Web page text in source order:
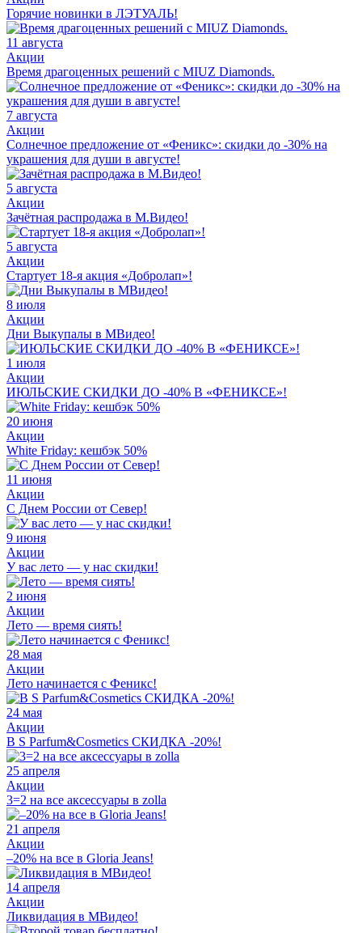
Горячие новинки в ЛЭТУАЛЬ!
11 августа
Акции
Время драгоценных решений с MIUZ Diamonds.
7 августа
Акции
Солнечное предложение от «Феникс»: скидки до -30% на
украшения для души в августе!
5 августа
Акции
Зачётная распродажа в М.Видео!
5 августа
Акции
Стартует 18-я акция «Добролап»!
8 июля
Акции
Дни Выкупалы в МВидео!
1 июля
Акции
ИЮЛЬСКИЕ СКИДКИ ДО -40% В «ФЕНИКСЕ»!
20 июня
Акции
White Friday: кешбэк 50%
11 июня
Акции
С Днем России от Север!
9 июня
Акции
У вас лето — у нас скидки!
2 июня
Акции
Лето — время сиять!
28 мая
Акции
Лето начинается с Феникс!
24 мая
Акции
В S Parfum&Cosmetics СКИДКА -20%!
25 апреля
Акции
3=2 на все аксессуары в zolla
21 апреля
Акции
–20% на все в Gloria Jeans!
14 апреля
Акции
Ликвидация в МВидео!